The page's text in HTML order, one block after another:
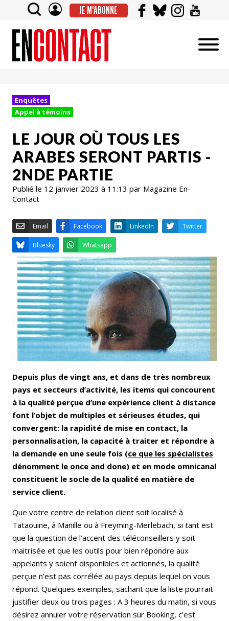
JE M'ABONNE
Enquêtes
Appel à témoins
LE JOUR OÙ TOUS LES
ARABES SERONT PARTIS -
2NDE PARTIE
Publié le 12 janvier 2023 à 11:13 par Magazine En-
Contact
Email Facebook LinkedIn
Bluesky Whatsapp
Depuis plus de vingt ans, et dans de très nombreux
pays et secteurs d’activité, les items qui concourent
à la qualité perçue d’une expérience client à distance
font l’objet de multiples et sérieuses études, qui
convergent: la rapidité de mise en contact, la
personnalisation, la capacité à traiter et répondre à
la demande en une seule fois (ce que les spécialistes
dénomment le once and done) et en mode omnicanal
constituent le socle de la qualité en matière de
service client.
Que votre centre de relation client soit localisé à
Tataouine, à Manille ou à Freyming-Merlebach, si tant est
que la question de l’accent des téléconseillers y soit
maitrisée et que les outils pour bien répondre aux
appelants y soient disponibles et actionnés, la qualité
perçue n’est pas corrélée au pays depuis lequel on vous
répond. Quelques exemples, sachant que la liste pourrait
justifier deux ou trois pages : A 3 heures du matin, si vous
désirez annuler votre réservation sur Booking, c’est